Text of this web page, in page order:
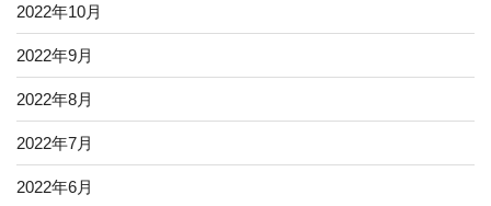
2022年10月
2022年9月
2022年8月
2022年7月
2022年6月